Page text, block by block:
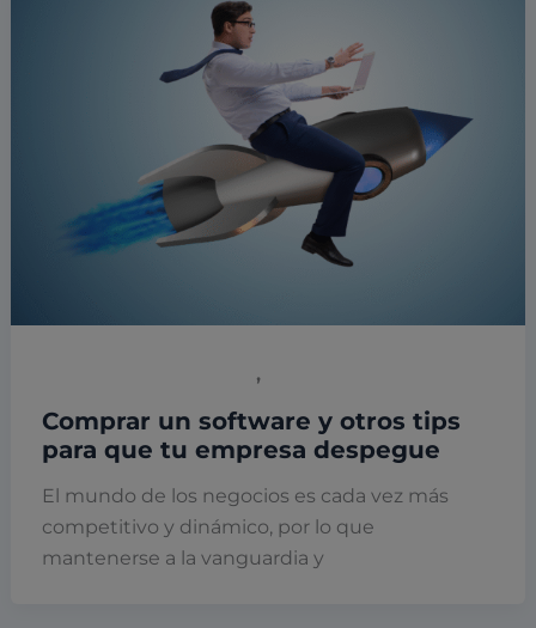
,
Comprar un software y otros tips
para que tu empresa despegue
El mundo de los negocios es cada vez más
competitivo y dinámico, por lo que
mantenerse a la vanguardia y